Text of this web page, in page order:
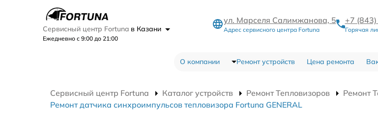
Сервисный центр Fortuna в Казани
Ежедневно с 9:00 до 21:00
ул. Марселя Салимжанова, 5
Адрес сервисного центра Fortuna
+7
Горячая
О компании Ремонт устройств Цена ремонта
Сервисный центр Fortuna Каталог устройств Ремонт Тепловизоров
Ремонт
Ремонт датчика синхроимпульсов тепловизора Fortuna GENERAL